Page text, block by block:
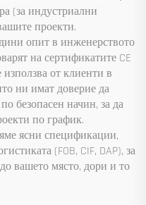
(за индустриални
проекти.
опит в инженерството
на сертификатите CE
от клиенти в
ни имат доверие да
безопасен начин, за да
по график.
ясни спецификации,
(FOB, CIF, DAP), за
вашето място, дори и то